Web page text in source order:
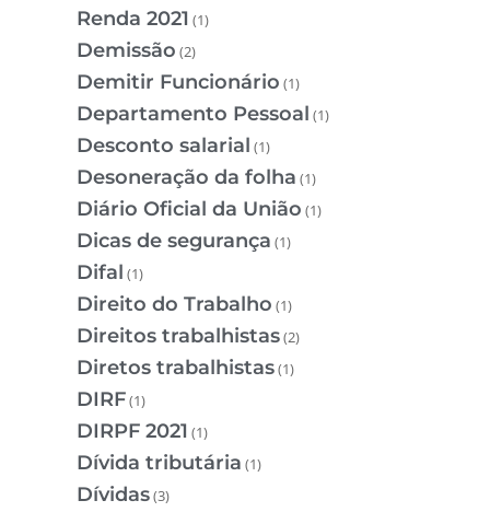
Renda 2021 (1)
Demissão (2)
Demitir Funcionário (1)
Departamento Pessoal (1)
Desconto salarial (1)
Desoneração da folha (1)
Diário Oficial da União (1)
Dicas de segurança (1)
Difal (1)
Direito do Trabalho (1)
Direitos trabalhistas(2)
Diretos trabalhistas(1)
DIRF(1)
DIRPF 2021 (1)
Dívida tributária (1)
Dívidas(3)